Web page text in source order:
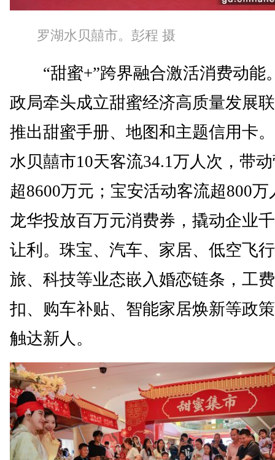
罗湖水贝囍市。彭程 摄
“甜蜜+”跨界融合激活消费动能
政局牵头成立甜蜜经济高质量发展
推出甜蜜手册、地图和主题信用卡
水贝囍市10天客流34.1万人次，带
超8600万元；宝安活动客流超800万
龙华投放百万元消费券，撬动企业
让利。珠宝、汽车、家居、低空飞
旅、科技等业态嵌入婚恋链条，工
扣、购车补贴、智能家居焕新等政
触达新人。